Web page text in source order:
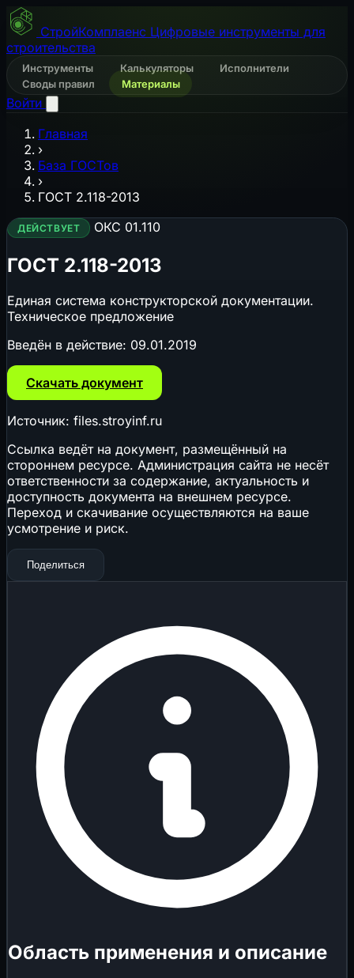
СтройКомплаенс Цифровые инструменты для
строительства
Инструменты Калькуляторы
Исполнители
Своды правил
Материалы
Войти
Главная
›
База ГОСТов
›
ГОСТ 2.118-2013
ДЕЙСТВУЕТ ОКС 01.110
ГОСТ 2.118-2013
Единая система конструкторской документации.
Техническое предложение
Введён в действие: 09.01.2019
Скачать документ
Источник: files.stroyinf.ru
Ссылка ведёт на документ, размещённый на
стороннем ресурсе. Администрация сайта не несёт
ответственности за содержание, актуальность и
доступность документа на внешнем ресурсе.
Переход и скачивание осуществляются на ваше
усмотрение и риск.
Поделиться
Область применения и описание